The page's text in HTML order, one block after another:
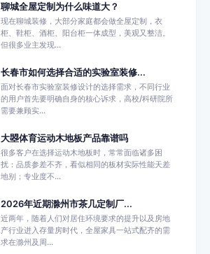
聊城全屋定制为什么味道大？
现在聊城装修，大部分家庭都会做全屋定制，衣
柜、鞋柜、酒柜、阳台柜一体成型，美观又整洁。
但很多业主发现...
长春市如何选择合适的实验室装修...
面对长春市实验室装修设计的选择需求，不同行业
的用户首先要明确自身的核心诉求，高校/科研院所
需要兼顾实...
大曌体育运动木地板产品靠谱吗
很多客户在选择运动木地板时，常常面临诸多困
扰：品质参差不齐，看似相同的板材实际性能天差
地别；专业度不...
2026年近期滁州市茶几定制厂...
近两年，随着人们对居住环境要求的提升以及房地
产行业进入存量房时代，全屋家具一站式配齐的需
求在滁州及周...